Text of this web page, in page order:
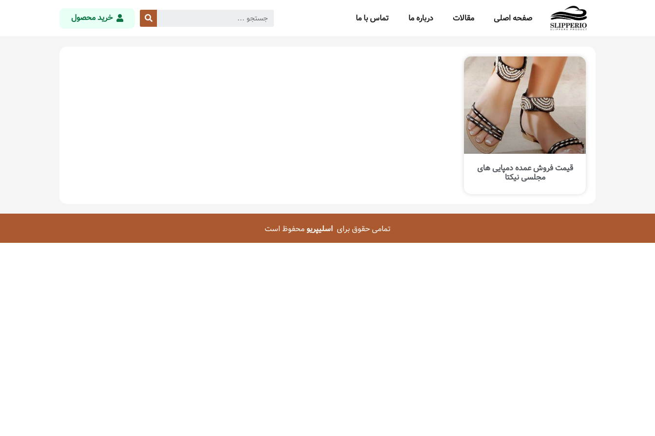
صفحه اصلی مقالات درباره ما تماس با ما خرید محصول
قیمت فروش عمده دمپایی های
مجلسی نیکتا
تمامی حقوق برایاسلیپریومحفوظ است